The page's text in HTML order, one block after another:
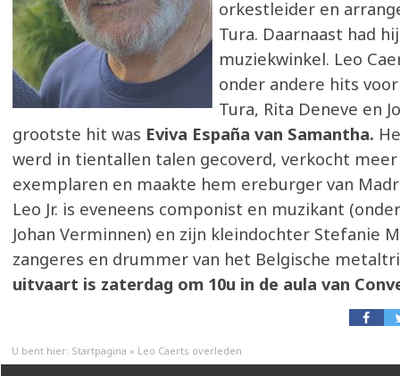
orkestleider en
Tura. Daarnaast had
muziekwinkel. Leo
onder andere hits
Tura, Rita Deneve en
grootste hit was Eviva España van Samantha.
werd in tientallen talen gecoverd, verkocht
exemplaren en maakte hem ereburger van
Leo Jr. is eveneens componist en muzikant
Johan Verminnen) en zijn kleindochter Stefanie
zangeres en drummer van het Belgische
uitvaart is zaterdag om 10u in de aula van
U bent hier: Startpagina » Leo Caerts overleden